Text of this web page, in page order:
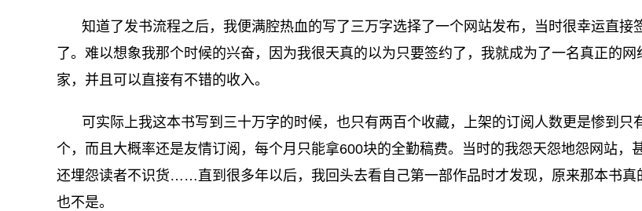
知道了发书流程之后，我便满腔热血的写了三万字选择了一个网站发布，当时很幸运直接
了。难以想象我那个时候的兴奋，因为我很天真的以为只要签约了，我就成为了一名真正的网
家，并且可以直接有不错的收入。
可实际上我这本书写到三十万字的时候，也只有两百个收藏，上架的订阅人数更是惨到只
个，而且大概率还是友情订阅，每个月只能拿600块的全勤稿费。当时的我怨天怨地怨网站，
还埋怨读者不识货……直到很多年以后，我回头去看自己第一部作品时才发现，原来那本书真
也不是。